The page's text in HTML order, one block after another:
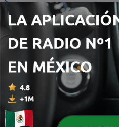
1698
"La sala de cine": Ana
cartelera de todo el
20 jul. 2026
Especial: Nuestros
darnos las mejores
verano
1696 - Tour: Visitamos el
20 jul. 2026